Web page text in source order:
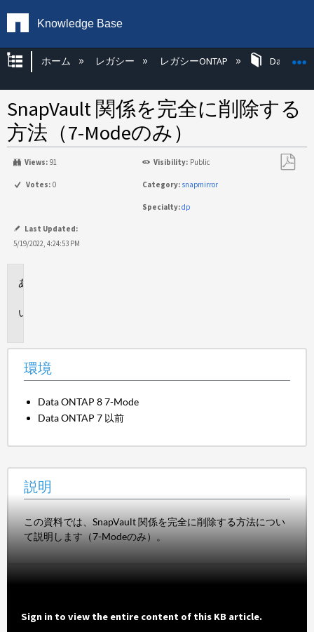
Knowledge Base
グローバル階層を展開/折りたたむ
ホーム レガシー レガシーONTAP Data
SnapVault 関係を完全に削除する
方法（7-Modeのみ）
Views: 91 Visibility: Public
Votes: 0 Category: snapmirror
Specialty:dp
Last Updated:
5/19/2022, 4:24:53 PM
環境
Data ONTAP 8 7-Mode
Data ONTAP 7 以前
説明
この資料では、SnapVault 関係を完全に削除する方法につい
て説明します（7-Modeのみ）。
Sign in to view the entire content of this KB article.